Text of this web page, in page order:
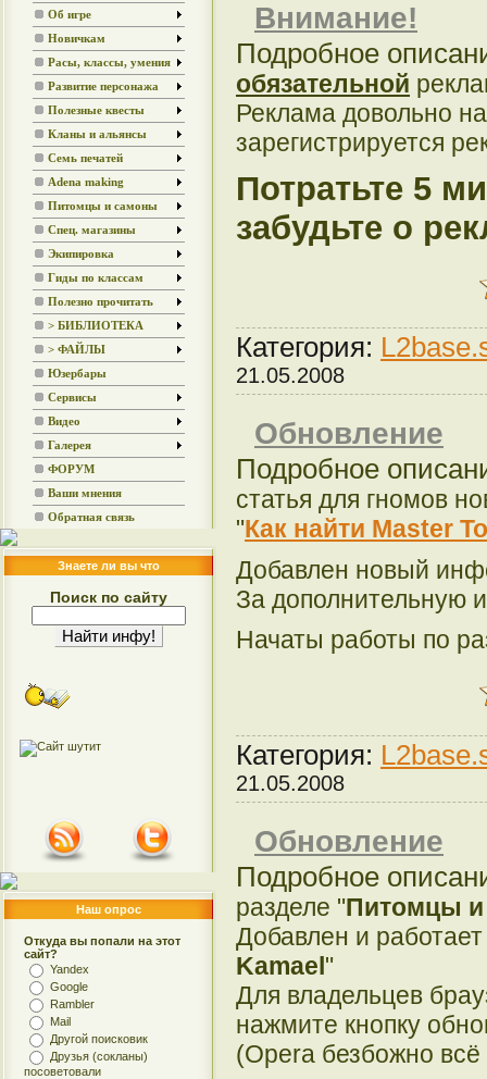
Об игре
Новичкам
Расы, классы, умения
Развитие персонажа
Полезные квесты
Кланы и альянсы
Семь печатей
Adena making
Питомцы и самоны
Спец. магазины
Экипировка
Гиды по классам
Полезно прочитать
> БИБЛИОТЕКА
> ФАЙЛЫ
Юзербары
Сервисы
Видео
Галерея
ФОРУМ
Ваши мнения
Обратная связь
Знаете ли вы что
Поиск по сайту
Наш опрос
Откуда вы попали на этот
сайт?
Yandex
Google
Rambler
Mail
Другой поисковик
Друзья (сокланы)
посоветовали
Внимание!
Подробное
обязательной
Реклама довольно
зарегистрируется
Потратьте 5
забудьте о
Категория:
21.05.2008
Обновление
Подробное
статья для гномов
"Как найти Master
Добавлен новый
За дополнительную
Начаты работы по
Категория:
21.05.2008
Обновление
Подробное
разделе "Питомцы
Добавлен и
Kamael"
Для владельцев
нажмите кнопку
(Opera безбожно